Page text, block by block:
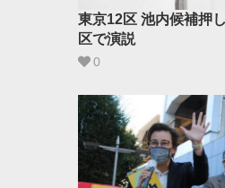
東京12区 池内候補押
区で演説
0